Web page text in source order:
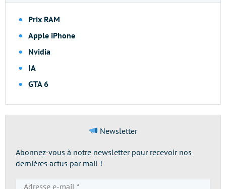
Prix RAM
Apple iPhone
Nvidia
IA
GTA 6
Newsletter
Abonnez-vous à notre newsletter pour recevoir nos
dernières actus par mail !